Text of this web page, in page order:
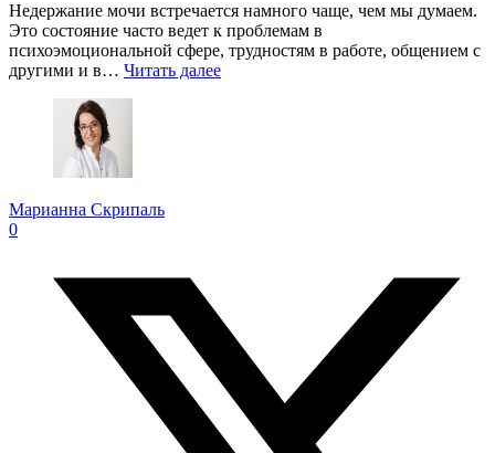
Недержание мочи встречается намного чаще, чем мы думаем.
Это состояние часто ведет к проблемам в
психоэмоциональной сфере, трудностям в работе, общением с
другими и в… Читать далее
Марианна Скрипаль
0